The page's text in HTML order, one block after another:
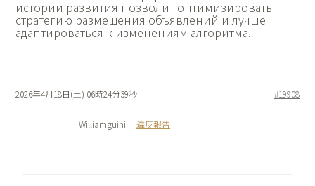
истории развития позволит оптимизировать
стратегию размещения объявлений и лучше
адаптироваться к изменениям алгоритма.
2026年4月18日(土) 06時24分39秒 #19908
Williamguini 違反報告